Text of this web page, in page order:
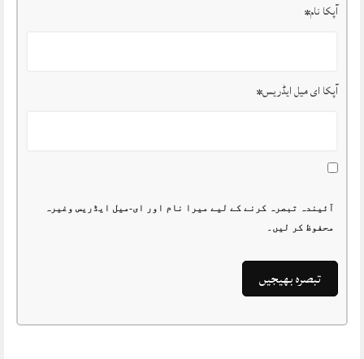
آپکا نام*
آپکا ای میل ایڈریس*
آئیندہ تبصرہ کرنے کے لیے میرا نام اور ای-میل ایڈریس وغیرہ
محفوظ کر لیں۔